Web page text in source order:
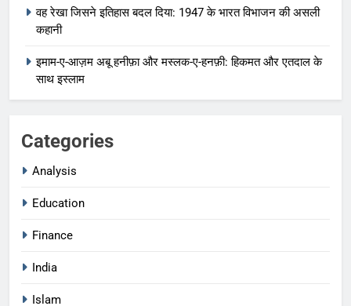
वह रेखा जिसने इतिहास बदल दिया: 1947 के भारत विभाजन की असली
कहानी
इमाम-ए-आज़म अबू हनीफ़ा और मस्लक-ए-हनफ़ी: हिकमत और एतदाल के
साथ इस्लाम
Categories
Analysis
Education
Finance
India
Islam